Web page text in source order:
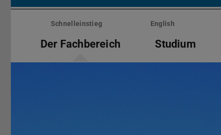
Menü
überspringenSchnelleinstieg English
Der Fachbereich Studium